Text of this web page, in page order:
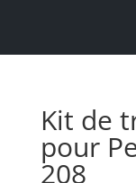
Kit de
pour
208